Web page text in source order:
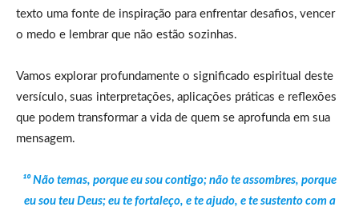
texto uma fonte de inspiração para enfrentar desafios, vencer
o medo e lembrar que não estão sozinhas.
Vamos explorar profundamente o significado espiritual deste
versículo, suas interpretações, aplicações práticas e reflexões
que podem transformar a vida de quem se aprofunda em sua
mensagem.
¹⁰ Não temas, porque eu sou contigo; não te assombres, porque
eu sou teu Deus; eu te fortaleço, e te ajudo, e te sustento com a